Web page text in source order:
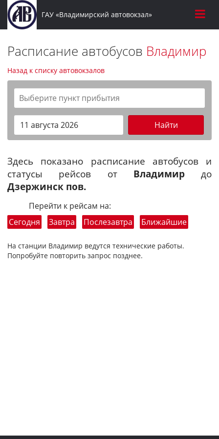
ГАУ «Владимирский автовокзал»
Расписание автобусов Владимир
Назад к списку автовокзалов
Найти
Здесь показано расписание автобусов и
статусы рейсов от Владимирдо
Дзержинск пов.
Перейти к рейсам на:
Сегодня
Завтра Послезавтра Ближайшие
На станции Владимир ведутся технические работы.
Попробуйте повторить запрос позднее.